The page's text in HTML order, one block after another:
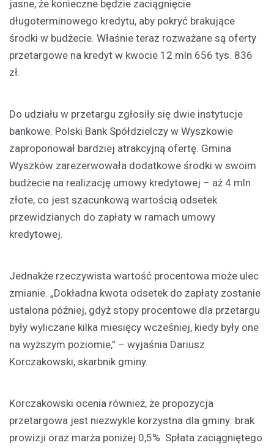
jasne, że konieczne będzie zaciągnięcie
długoterminowego kredytu, aby pokryć brakujące
środki w budżecie. Właśnie teraz rozważane są oferty
przetargowe na kredyt w kwocie 12 mln 656 tys. 836
zł.
Do udziału w przetargu zgłosiły się dwie instytucje
bankowe. Polski Bank Spółdzielczy w Wyszkowie
zaproponował bardziej atrakcyjną ofertę. Gmina
Wyszków zarezerwowała dodatkowe środki w swoim
budżecie na realizację umowy kredytowej – aż 4 mln
złote, co jest szacunkową wartością odsetek
przewidzianych do zapłaty w ramach umowy
kredytowej.
Jednakże rzeczywista wartość procentowa może ulec
zmianie. „Dokładna kwota odsetek do zapłaty zostanie
ustalona później, gdyż stopy procentowe dla przetargu
były wyliczane kilka miesięcy wcześniej, kiedy były one
na wyższym poziomie,” – wyjaśnia Dariusz
Korczakowski, skarbnik gminy.
Korczakowski ocenia również, że propozycja
przetargowa jest niezwykle korzystna dla gminy: brak
prowizji oraz marża poniżej 0,5%. Spłata zaciągniętego